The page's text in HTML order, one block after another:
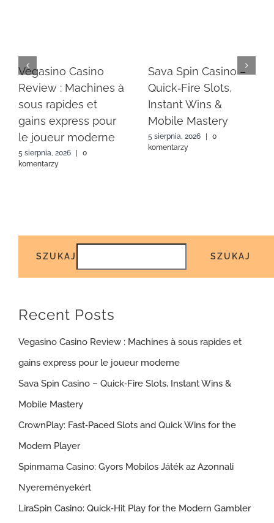
Vegasino Casino
Review : Machines à
sous rapides et
gains express pour
le joueur moderne
5 sierpnia, 2026 |
0
komentarzy
Sava Spin Casino –
Quick‑Fire Slots,
Instant Wins &
Mobile Mastery
5 sierpnia, 2026 |
0
komentarzy
SZUKAJ SZUKAJ
Recent Posts
Vegasino Casino Review : Machines à sous rapides et
gains express pour le joueur moderne
Sava Spin Casino – Quick‑Fire Slots, Instant Wins &
Mobile Mastery
CrownPlay: Fast‑Paced Slots and Quick Wins for the
Modern Player
Spinmama Casino: Gyors Mobilos Játék az Azonnali
Nyereményekért
LiraSpin Casino: Quick‑Hit Play for the Modern Gambler